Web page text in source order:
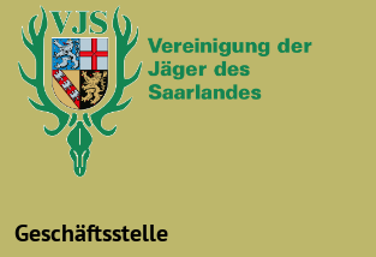
Geschäftsstelle